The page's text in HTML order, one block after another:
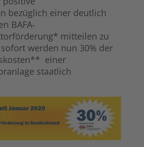
bezüglich einer deutlich
BAFA-
mitteilen zu
werden nun 30% der
einer
staatlich